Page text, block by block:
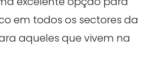
em todos os sectores da
aqueles que vivem na